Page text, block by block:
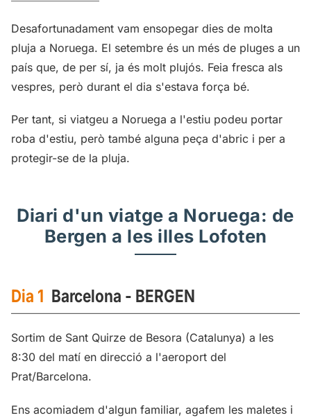
Desafortunadament vam ensopegar dies de molta
pluja a Noruega. El setembre és un més de pluges a un
país que, de per sí, ja és molt plujós. Feia fresca als
vespres, però durant el dia s'estava força bé.
Per tant, si viatgeu a Noruega a l'estiu podeu portar
roba d'estiu, però també alguna peça d'abric i per a
protegir-se de la pluja.
Diari d'un viatge a Noruega: de
Bergen a les illes Lofoten
Dia 1 Barcelona - BERGEN
Sortim de Sant Quirze de Besora (Catalunya) a les
8:30 del matí en direcció a l'aeroport del
Prat/Barcelona.
Ens acomiadem d'algun familiar, agafem les maletes i